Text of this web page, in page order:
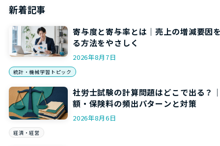
新着記事
寄与度と寄与率とは｜売上の増減要因
る方法をやさしく
2026年8月7日
統計・機械学習トピック
社労士試験の計算問題はどこで出る？
額・保険料の頻出パターンと対策
2026年8月6日
経済・経営